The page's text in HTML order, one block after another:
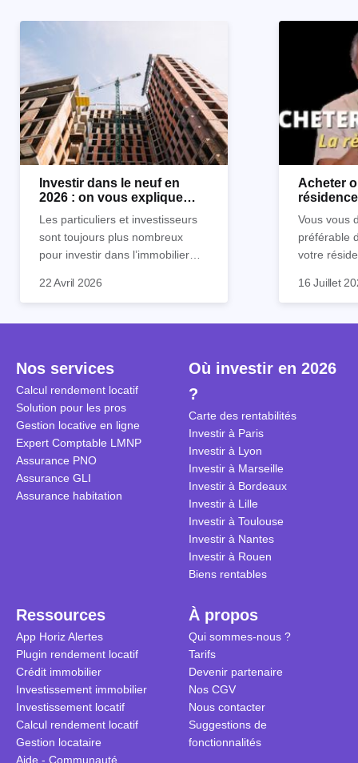
Investir dans le neuf en
2026 : on vous explique
Les particuliers et investisseurs
sont toujours plus nombreux
pour investir dans l’immobilier
nombreux avantages à choisir ce
expliquons tout dans cet article.
22 Avril 2026
Acheter
Vous vous
préférable
votre
pour
la règle
secondes
fenêtres"
sécuriser
16 Juillet
Nos services
Calcul rendement locatif
Solution pour les pros
Gestion locative en ligne
Expert Comptable LMNP
Assurance PNO
Assurance GLI
Assurance habitation
Où investir en 2026
?
Carte des rentabilités
Investir à Paris
Investir à Lyon
Investir à Marseille
Investir à Bordeaux
Investir à Lille
Investir à Toulouse
Investir à Nantes
Investir à Rouen
Biens rentables
Ressources
App Horiz Alertes
Plugin rendement locatif
Crédit immobilier
Investissement immobilier
Investissement locatif
Calcul rendement locatif
Gestion locataire
Aide - Communauté
À propos
Qui sommes-nous ?
Tarifs
Devenir partenaire
Nos CGV
Nous contacter
Suggestions de
fonctionnalités